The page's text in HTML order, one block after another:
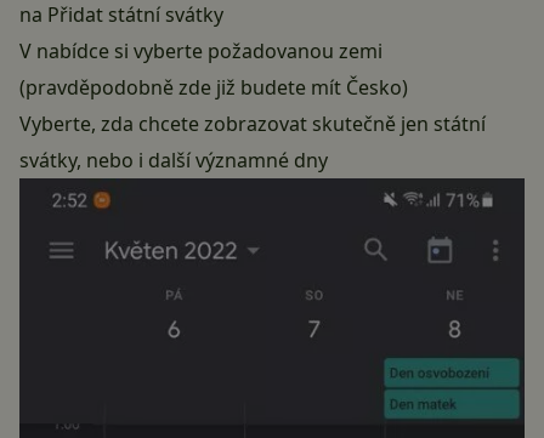
na Přidat státní svátky
V nabídce si vyberte požadovanou zemi
(pravděpodobně zde již budete mít Česko)
Vyberte, zda chcete zobrazovat skutečně jen státní
svátky, nebo i další významné dny